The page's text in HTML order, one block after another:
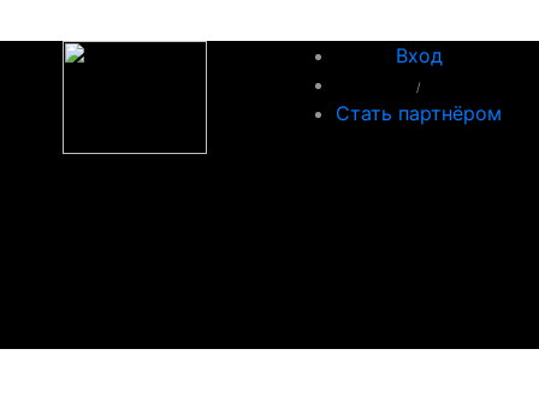
Вход
/
Стать партнёром